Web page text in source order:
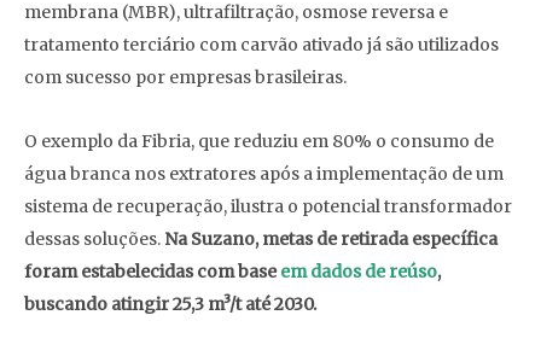
membrana (MBR), ultrafiltração, osmose reversa e
tratamento terciário com carvão ativado já são utilizados
com sucesso por empresas brasileiras.
O exemplo da Fibria, que reduziu em 80% o consumo de
água branca nos extratores após a implementação de um
sistema de recuperação, ilustra o potencial transformador
dessas soluções. Na Suzano, metas de retirada específica
foram estabelecidas com baseem dados de reúso,
buscando atingir 25,3 m³/t até 2030.